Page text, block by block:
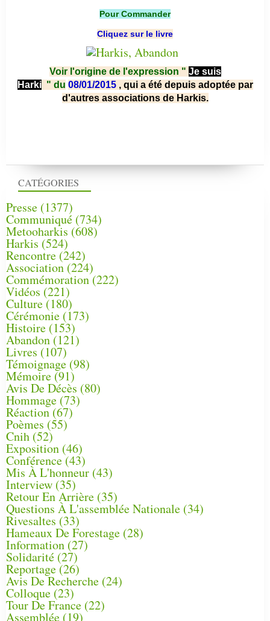
CATÉGORIES
Presse (1377)
Communiqué (734)
Metooharkis (608)
Harkis (524)
Rencontre (242)
Association (224)
Commémoration(222)
Vidéos (221)
Culture(180)
Cérémonie (173)
Histoire (153)
Abandon(121)
Livres (107)
Témoignage (98)
Mémoire (91)
Avis De Décès (80)
Hommage (73)
Réaction(67)
Poèmes (55)
Cnih (52)
Exposition (46)
Conférence(43)
Mis À L'honneur (43)
Interview (35)
Retour En Arrière (35)
Questions À L'assemblée Nationale (34)
Rivesaltes (33)
Hameaux De Forestage (28)
Information (27)
Solidarité (27)
Reportage(26)
Avis De Recherche (24)
Colloque (23)
Tour De France (22)
Assemblée (19)
Pour Commander
Cliquez sur le livre
Voir l'origine de l'expression " Je suis
Harki " du 08/01/2015 , qui a été depuis adoptée par
d'autres associations de Harkis.